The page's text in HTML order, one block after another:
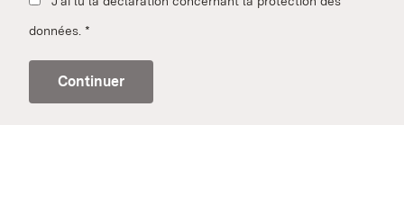
données. *
Continuer